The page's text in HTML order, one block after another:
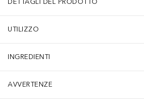
DETTAGLI DEL PRODOTTO
UTILIZZO
INGREDIENTI
AVVERTENZE